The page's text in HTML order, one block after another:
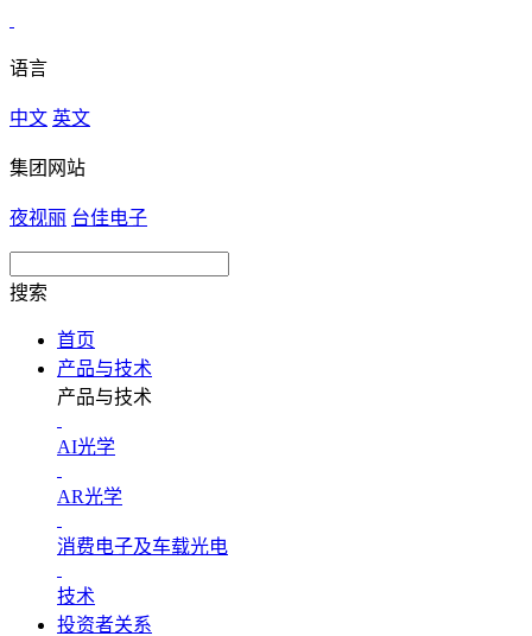
语言
中文 英文
集团网站
夜视丽 台佳电子
搜索
首页
产品与技术
产品与技术
AI光学
AR光学
消费电子及车载光电
技术
投资者关系